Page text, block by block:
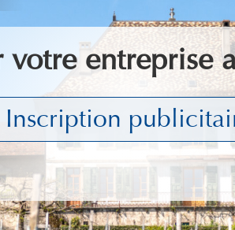
entreprise
Inscription